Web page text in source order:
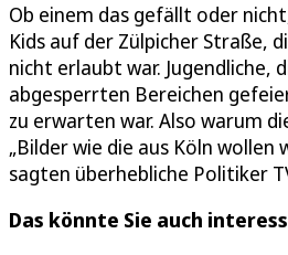
Ob einem das gefällt oder
Kids auf der Zülpicher Straße,
nicht erlaubt war. Jugendliche,
abgesperrten Bereichen
zu erwarten war. Also warum
„Bilder wie die aus Köln wollen
sagten überhebliche Politiker
Das könnte Sie auch